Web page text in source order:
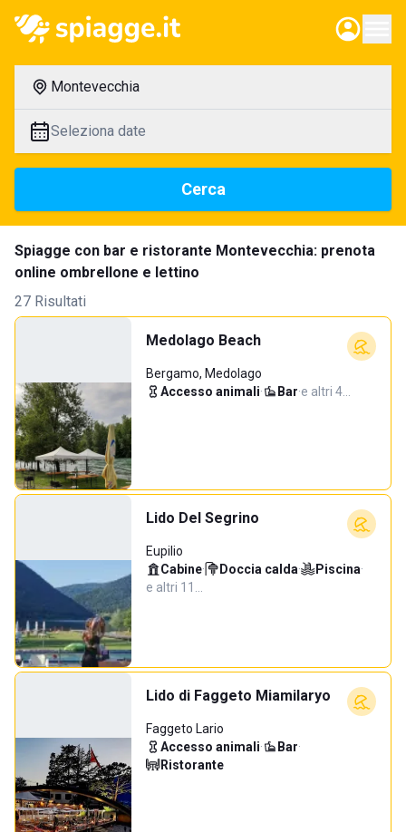
Montevecchia
Seleziona date
Cerca
Spiagge con bar e ristorante Montevecchia: prenota
online ombrellone e lettino
27 Risultati
Medolago Beach
Bergamo, Medolago
Accesso animali· Bar·e altri 4…
Lido Del Segrino
Eupilio
Cabine· Doccia calda· Piscina·
e altri 11…
Lido di Faggeto Miamilaryo
Faggeto Lario
Accesso animali· Bar·
Ristorante